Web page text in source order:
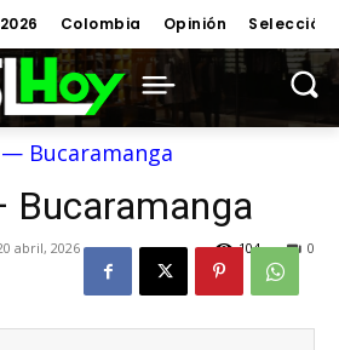
Colombia Opinión Selección
Bucaramanga
Bucaramanga
abril, 2026 0
104